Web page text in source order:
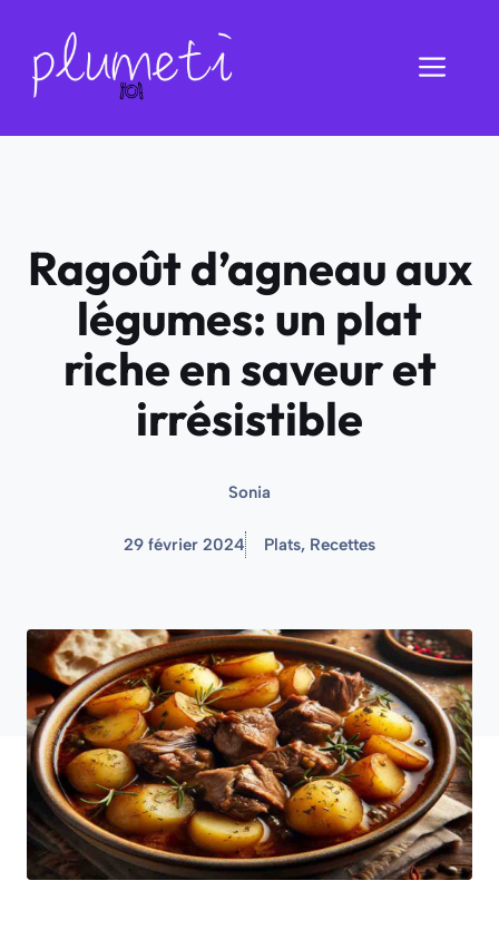
contenu
Ragoût d’agneau aux
légumes: un plat
riche en saveur et
irrésistible
Sonia
29 février 2024 Plats, Recettes